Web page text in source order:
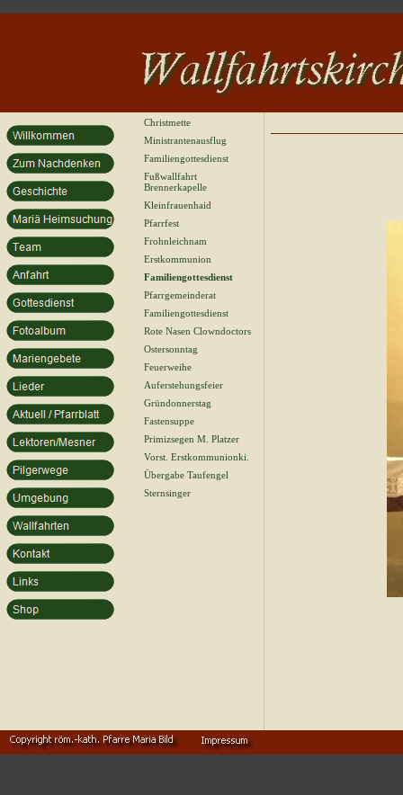
Christmette
Ministrantenausflug
Familiengottesdienst
Fußwallfahrt
Brennerkapelle
Kleinfrauenhaid
Pfarrfest
Frohnleichnam
Erstkommunion
Familiengottesdienst
Pfarrgemeinderat
Familiengottesdienst
Rote Nasen Clowndoctors
Ostersonntag
Feuerweihe
Auferstehungsfeier
Gründonnerstag
Fastensuppe
Primizsegen M. Platzer
Vorst. Erstkommunionki.
Übergabe Taufengel
Sternsinger